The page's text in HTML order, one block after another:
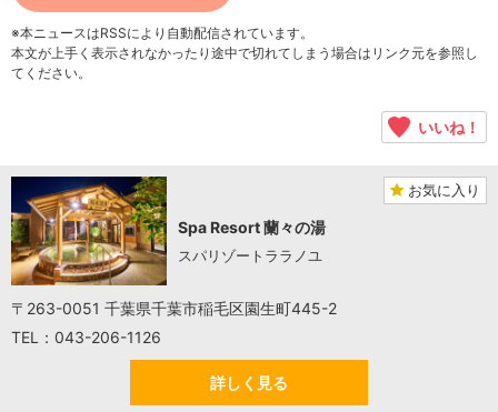
※本ニュースはRSSにより自動配信されています。
本文が上手く表示されなかったり途中で切れてしまう場合はリンク元を参照し
てください。
いいね！
お気に入り
Spa Resort 蘭々の湯
スパリゾートララノユ
〒263-0051 千葉県千葉市稲毛区園生町445-2
TEL：043-206-1126
詳しく見る